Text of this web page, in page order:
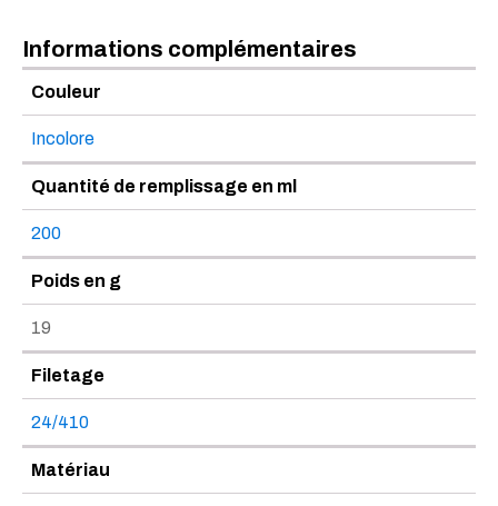
Informations complémentaires
Couleur
Incolore
Quantité de remplissage en ml
200
Poids en g
19
Filetage
24/410
Matériau